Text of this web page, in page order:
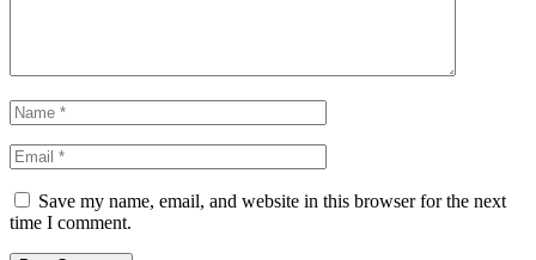
Save my name, email, and website in this browser for the next
time I comment.